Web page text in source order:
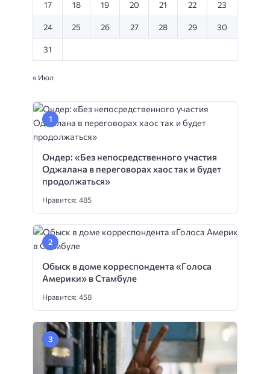
17 18 19 20 21 22 23
24 25 26 27 28 29 30
31
« Июл
Ондер: «Без непосредственного участия
Оджалана в переговорах хаос так и будет
продолжаться»
Нравится: 485
Обыск в доме корреспондента «Голоса
Америки» в Стамбуле
Нравится: 458